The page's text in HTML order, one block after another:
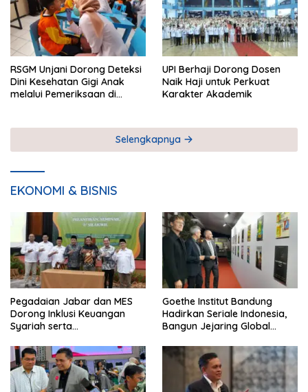
RSGM Unjani Dorong Deteksi
Dini Kesehatan Gigi Anak
melalui Pemeriksaan di
UPI Berhaji Dorong Dosen
Naik Haji untuk Perkuat
Karakter Akademik
Selengkapnya
EKONOMI & BISNIS
Pegadaian Jabar dan MES
Dorong Inklusi Keuangan
Syariah serta
Goethe Institut Bandung
Hadirkan Seriale Indonesia,
Bangun Jejaring Global